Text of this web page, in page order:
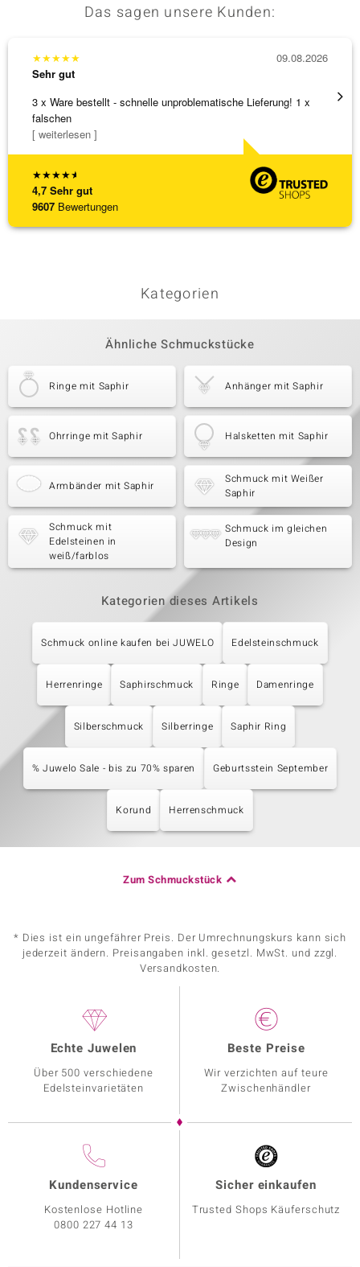
Das sagen unsere Kunden:
★★★★★
4,7 Sehr gut
9607 Bewertungen
★★★★★
Sehr gut
3 x Ware bestellt - schnelle unproblematische Lieferung! 1 x
falschen
[ weiterlesen ]
09.08.2026
Kategorien
Ähnliche Schmuckstücke
Ringe mit Saphir Anhänger mit Saphir
Ohrringe mit Saphir Halsketten mit Saphir
Armbänder mit Saphir
Schmuck mit Weißer
Saphir
Schmuck mit
Edelsteinen in
weiß/farblos
Schmuck im gleichen
Design
Kategorien dieses Artikels
Schmuck online kaufen bei JUWELO Edelsteinschmuck
Herrenringe Saphirschmuck Ringe Damenringe
Silberschmuck Silberringe Saphir Ring
% Juwelo Sale - bis zu 70% sparen Geburtsstein September
Korund Herrenschmuck
Zum Schmuckstück
* Dies ist ein ungefährer Preis. Der Umrechnungskurs kann sich
jederzeit ändern. Preisangaben inkl. gesetzl. MwSt. und zzgl.
Versandkosten.
Echte Juwelen
Über 500 verschiedene
Edelsteinvarietäten
Beste Preise
Wir verzichten auf teure
Zwischenhändler
Kundenservice
Kostenlose Hotline
0800 227 44 13
Sicher einkaufen
Trusted Shops Käuferschutz